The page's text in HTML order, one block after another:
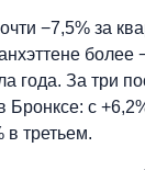
−7,5% за
более
года. За три
Бронксе: с
в третьем.